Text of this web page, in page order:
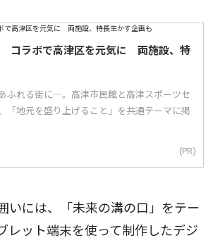
コラボで高津区を元気に 両施設、特
ふれる街に―。高津市民館と高津スポーツセ
「地元を盛り上げること」を共通テーマに掲
(PR)
いには、「未来の溝の口」をテー
レット端末を使って制作したデジ